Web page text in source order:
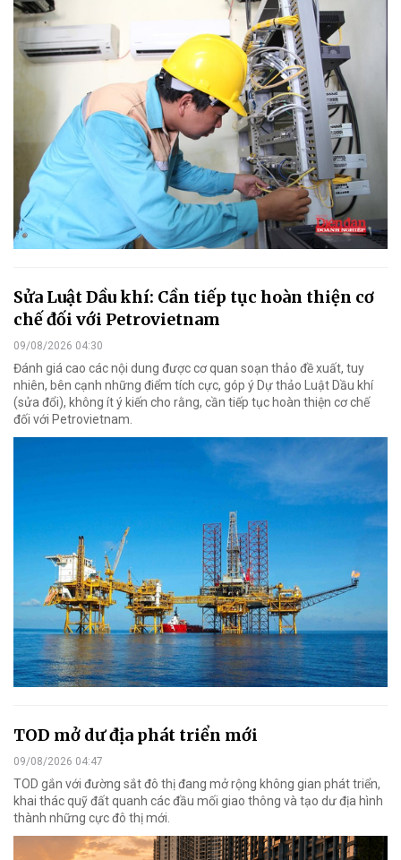
Sửa Luật Dầu khí: Cần tiếp tục hoàn thiện cơ
chế đối với Petrovietnam
09/08/2026 04:30
Đánh giá cao các nội dung được cơ quan soạn thảo đề xuất, tuy
nhiên, bên cạnh những điểm tích cực, góp ý Dự thảo Luật Dầu khí
(sửa đổi), không ít ý kiến cho rằng, cần tiếp tục hoàn thiện cơ chế
đối với Petrovietnam.
TOD mở dư địa phát triển mới
09/08/2026 04:47
TOD gắn với đường sắt đô thị đang mở rộng không gian phát triển,
khai thác quỹ đất quanh các đầu mối giao thông và tạo dư địa hình
thành những cực đô thị mới.